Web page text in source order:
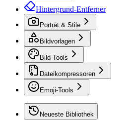
Hintergrund-Entferner
Porträt & Stile
Bildvorlagen
Bild-Tools
Dateikompressoren
Emoji-Tools
Neueste Bibliothek